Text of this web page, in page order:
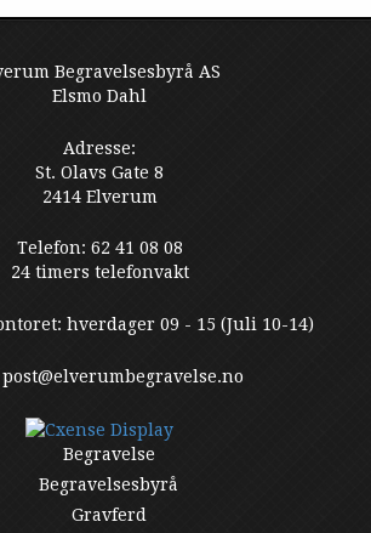
Begravelsesbyrå AS
Elsmo Dahl
Adresse:
St. Olavs Gate 8
2414 Elverum
Telefon: 62 41 08 08
24 timers telefonvakt
hverdager 09 - 15 (Juli 10-14)
Begravelse
Begravelsesbyrå
Gravferd